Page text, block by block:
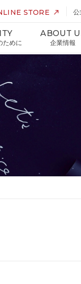
STORE 公
ために
ABOUT
企業情報